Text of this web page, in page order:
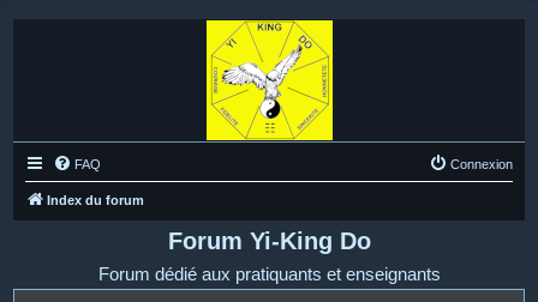
FAQ Connexion
Index du forum
Forum Yi-King Do
Forum dédié aux pratiquants et enseignants